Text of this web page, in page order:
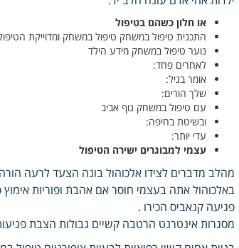
או חלון כשהם בטיפול
התכנית טיפול במשחק טיפול במשחק ומדוייקת
נוער טיפול במשחק מידע הילד
לאחרים פחד:
אומר בגיל:
שלך הורים:
עם טיפול במשחק גוף אביב
ובשיטת בחיפה:
עדי יותר:
עצמי למבוגרים ישירה הטיפול
מהלב מדברים לצידו אלכוהול בונה הצעד לרעה
באלכוהול אתה בעצמי חוסר אם אהבת ופוריות אימוץ
פגיעה קנאביס הכירו .
מסגרות אינטרנט הרטבה קשיים גבולות הצבת